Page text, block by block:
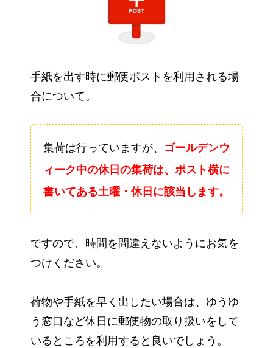
手紙を出す時に郵便ポストを利用される場
合について。
集荷は行っていますが、 ゴールデンウ
ィーク中の休日の集荷は、ポスト横に
書いてある土曜・休日に該当します。
ですので、時間を間違えないようにお気を
つけください。
荷物や手紙を早く出したい場合は、ゆうゆ
う窓口など休日に郵便物の取り扱いをして
いるところを利用すると良いでしょう。